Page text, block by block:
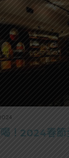
！2024春節